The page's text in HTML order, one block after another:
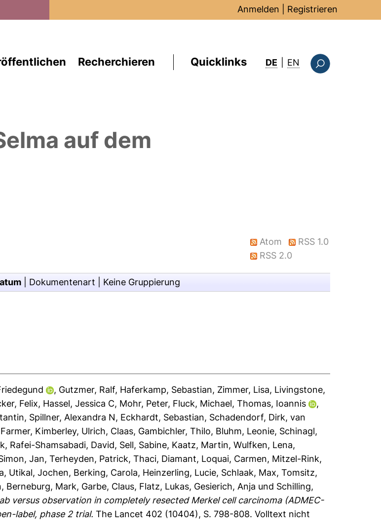
Anmelden Registrieren
Recherchieren Quicklinks DE EN : this page in
auf dem
Atom
RSS 1.0
RSS 2.0
Dokumentenart Keine Gruppierung
, Gutzmer, Ralf, Haferkamp, Sebastian, Zimmer, Lisa, Livingstone,
Felix, Hassel, Jessica C, Mohr, Peter, Fluck, Michael,Thomas, Ioannis
,
, Spillner, Alexandra N, Eckhardt, Sebastian, Schadendorf, Dirk,van
Farmer, Kimberley, Ulrich, Claas, Gambichler, Thilo, Bluhm, Leonie, Schinagl,
, Rafei-Shamsabadi, David, Sell, Sabine, Kaatz, Martin,Wulfken, Lena,
Jan,Terheyden, Patrick,Thaci, Diamant, Loquai, Carmen, Mitzel-Rink,
, Utikal, Jochen, Berking, Carola, Heinzerling, Lucie, Schlaak, Max,Tomsitz,
, Berneburg, Mark, Garbe, Claus, Flatz, Lukas, Gesierich, Anja und Schilling,
versus observation in completely resected Merkel cell carcinoma (ADMEC-
label, phase 2 trial. The Lancet 402 (10404), S. 798-808.Volltext nicht